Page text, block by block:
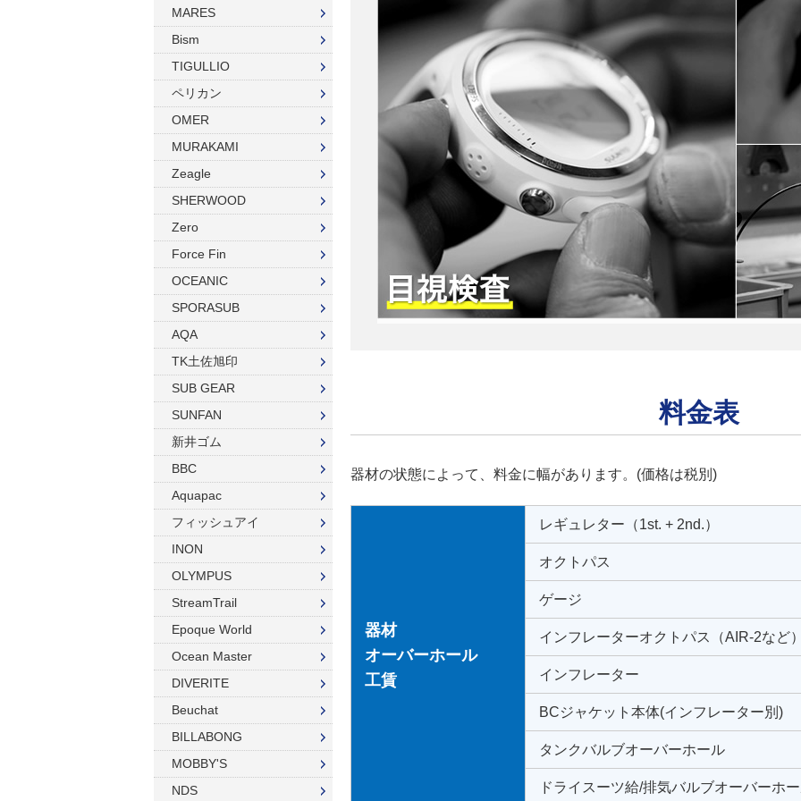
料金表
器材の状態によって、料金に幅があります。(価格は税別)
器材
オーバーホール
工賃
レギュレター（1st. + 2nd.）
オクトパス
ゲージ
インフレーターオクトパス（AIR-2など
インフレーター
BCジャケット本体(インフレーター別)
タンクバルブオーバーホール
ドライスーツ給/排気バルブオーバーホ
パーツ・アクセサリー
フロート
ストリンガー
ラインワインダー
手モリ・パラライザー
手モリアクセサリー
スカリ・網
エビバサミ
アワビオコシ
その他
フック
ダイブコンピューター
マスク
スノーケル
フィン
ウェットスーツ
インナー
グローブ
ソックス
バッグ
ウェイト
ナイフ
その他
ベル・シェーカー
ハンガー
リール
その他
アクセサリー・その他
その他
オクトパス
ダイブコンピューター
タンク（4・8・10L）
タンク（12・14L）
タンク（250気圧）
タンク（300気圧）
マスク
スノーケル
フィン
ドライスーツ用フィン
ブーツ
グローブ
ウィンターグローブ
フード
ドライフード
フードベスト
メッシュバッグ
ウェイトベルト
ウェイト
アンクルウェイト
ウェイトベスト
水中ライト
MARES
Bism
TIGULLIO
ペリカン
OMER
MURAKAMI
Zeagle
SHERWOOD
Zero
Force Fin
OCEANIC
SPORASUB
AQA
TK土佐旭印
SUB GEAR
SUNFAN
新井ゴム
BBC
Aquapac
フィッシュアイ
INON
OLYMPUS
StreamTrail
Epoque World
Ocean Master
DIVERITE
Beuchat
BILLABONG
MOBBY'S
NDS